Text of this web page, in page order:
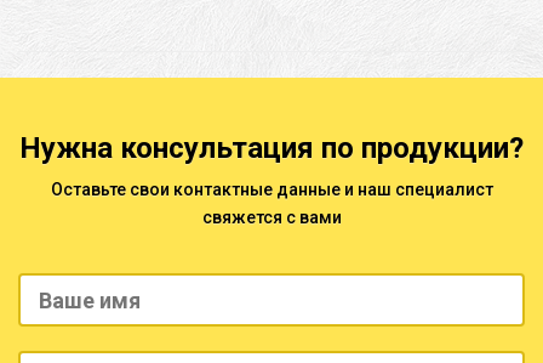
Нужна консультация по продукции?
Оставьте свои контактные данные и наш специалист
свяжется с вами